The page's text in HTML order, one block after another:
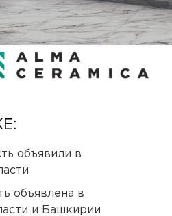
объявили в
объявлена в
и Башкирии